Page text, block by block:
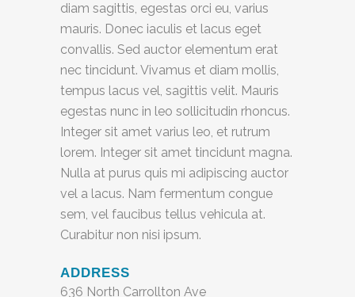
diam sagittis, egestas orci eu, varius
mauris. Donec iaculis et lacus eget
convallis. Sed auctor elementum erat
nec tincidunt. Vivamus et diam mollis,
tempus lacus vel, sagittis velit. Mauris
egestas nunc in leo sollicitudin rhoncus.
Integer sit amet varius leo, et rutrum
lorem. Integer sit amet tincidunt magna.
Nulla at purus quis mi adipiscing auctor
vel a lacus. Nam fermentum congue
sem, vel faucibus tellus vehicula at.
Curabitur non nisi ipsum.
ADDRESS
636 North Carrollton Ave